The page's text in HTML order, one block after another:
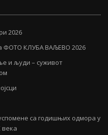
2026
ФОТО КЛУБА ВАЉЕВО 2026
и људи – суживот
са годишњих одмора у
века